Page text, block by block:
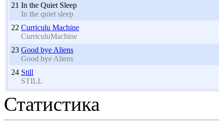
21 In the Quiet Sleep
In the quiet sleep
22 Curriculu Machine
CurriculuMachine
23 Good bye Aliens
Good bye Aliens
24 Still
STILL
Статистика